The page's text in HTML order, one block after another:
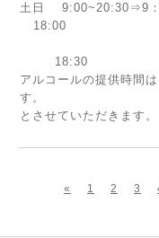
土日 9:00~20:30⇒9：
18:00
ソフト
18:30
アルコールの提供時間
す。
とさせていただきます。
« 1 2 3